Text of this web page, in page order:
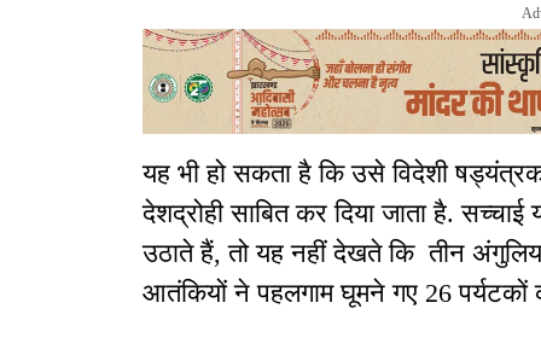
यह भी हो सकता है कि उसे विदेशी
देशद्रोही साबित कर दिया जाता है.
उठाते हैं, तो यह नहीं देखते कि तीन अंगुलियां
आतंकियों ने पहलगाम घूमने गए 26 पर्यटकों